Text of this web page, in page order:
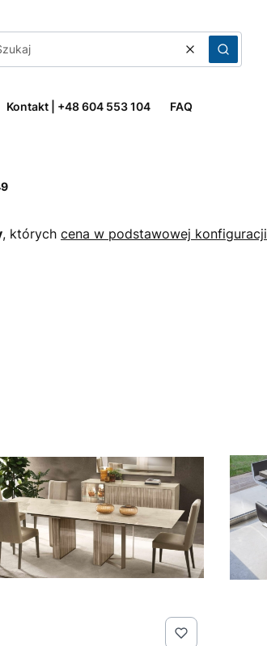
Cena odSzukaj
Kontakt | +48 604 553 104 FAQ
, których cena w podstawowej konfiguracji